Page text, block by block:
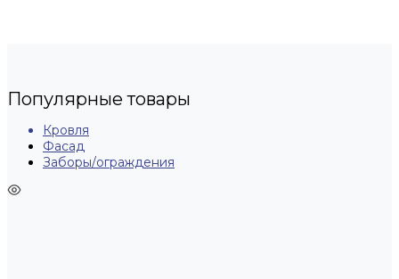
Популярные товары
Кровля
Фасад
Заборы/ограждения